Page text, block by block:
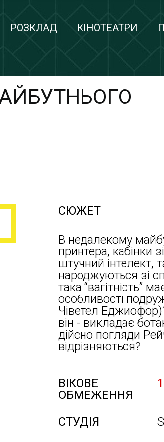
РОЗКЛАД КІНОТЕАТРИ
СЮЖЕТ
В недалекому
принтера, кабінки
штучний інтелект,
народжуються зі
така “вагітність”
особливості
Чіветел
він - викладає
дійсно погляди
відрізняються?
ВІКОВЕ
ОБМЕЖЕННЯ
СТУДІЯ